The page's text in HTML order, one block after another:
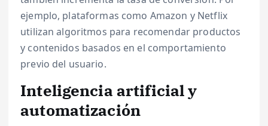
ejemplo, plataformas como Amazon y Netflix
utilizan algoritmos para recomendar productos
y contenidos basados en el comportamiento
previo del usuario.
Inteligencia artificial y
automatización